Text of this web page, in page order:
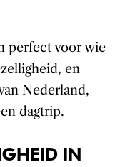
perfect voor wie
en
Nederland,
dagtrip.
IN